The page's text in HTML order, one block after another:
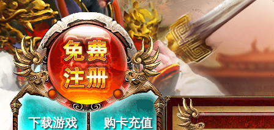
下载游戏 购卡充值